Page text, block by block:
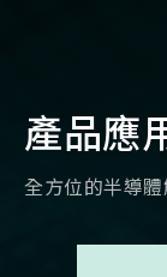
產品應
全方位的半導